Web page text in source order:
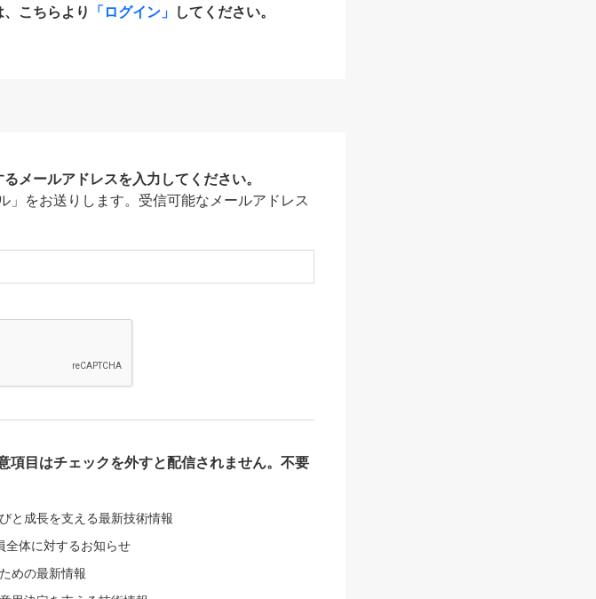
こちらより 「ログイン」 してください。
メールアドレスを入力してください。
をお送りします。受信可能なメールアドレス
項目はチェックを外すと配信されません。不要
と成長を支える最新技術情報
全体に対するお知らせ
めの最新情報